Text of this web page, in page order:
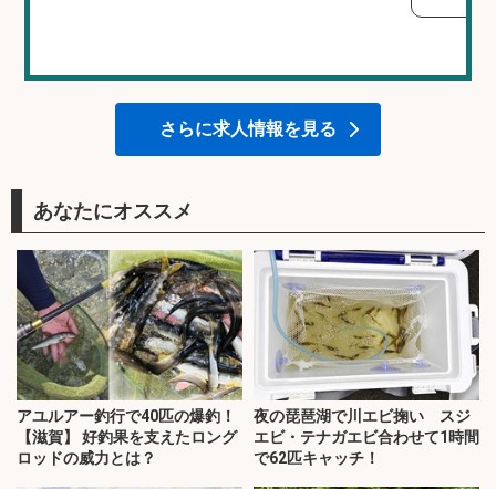
さらに求人情報を見る
あなたにオススメ
アユルアー釣行で40匹の爆釣！
【滋賀】 好釣果を支えたロング
ロッドの威力とは？
夜の琵琶湖で川エビ掬い スジ
エビ・テナガエビ合わせて1時間
で62匹キャッチ！